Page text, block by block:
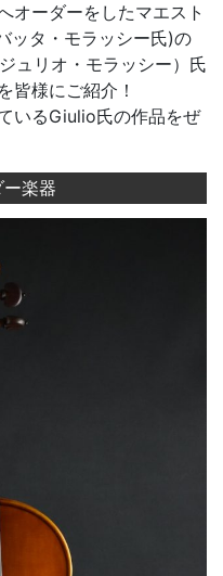
オーダーをしたマエスト
ッタ・モラッシー氏)の
ュリオ・モラッシー）氏
皆様にご紹介！
いるGiulio氏の作品をぜ
楽器